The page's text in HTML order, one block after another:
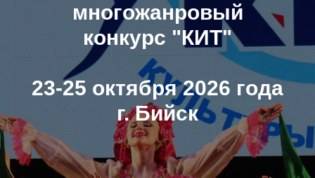
многожанровый
конкурс "КИТ"
23-25 октября 2026 года
г. Бийск